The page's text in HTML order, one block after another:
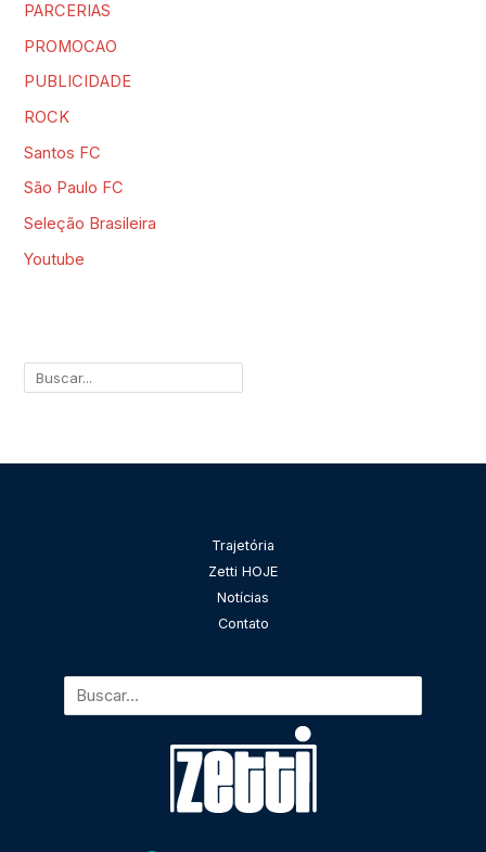
PARCERIAS
PROMOCAO
PUBLICIDADE
ROCK
Santos FC
São Paulo FC
Seleção Brasileira
Youtube
Trajetória
Zetti HOJE
Notícias
Contato
Pesquisar